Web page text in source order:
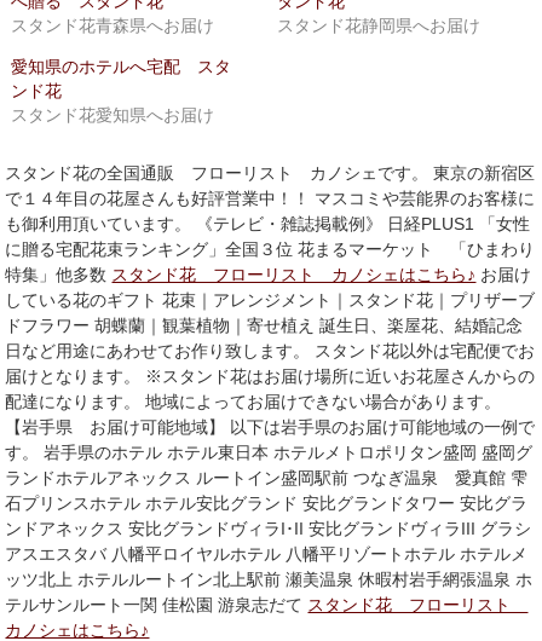
ウ
ィ
ド
ウ
で
開
き
て
く
さ
い
し
い
ン
ド
ウ
で
開
き
ま
す)
スタンド花青森県へお届け
スタンド花静岡県へお届け
愛知県のホテルへ宅配 スタ
ンド花
スタンド花愛知県へお届け
スタンド花の全国通販 フローリスト カノシェです。 東京の新宿区
で１４年目の花屋さんも好評営業中！！ マスコミや芸能界のお客様に
も御利用頂いています。 《テレビ・雑誌掲載例》 日経PLUS1 「女性
に贈る宅配花束ランキング」全国３位 花まるマーケット 「ひまわり
特集」他多数 スタンド花 フローリスト カノシェはこちら♪ お届け
している花のギフト 花束｜アレンジメント｜スタンド花｜プリザーブ
ドフラワー 胡蝶蘭｜観葉植物｜寄せ植え 誕生日、楽屋花、結婚記念
日など用途にあわせてお作り致します。 スタンド花以外は宅配便でお
届けとなります。 ※スタンド花はお届け場所に近いお花屋さんからの
配達になります。 地域によってお届けできない場合があります。
【岩手県 お届け可能地域】 以下は岩手県のお届け可能地域の一例で
す。 岩手県のホテル ホテル東日本 ホテルメトロポリタン盛岡 盛岡グ
ランドホテルアネックス ルートイン盛岡駅前 つなぎ温泉 愛真館 雫
石プリンスホテル ホテル安比グランド 安比グランドタワー 安比グラ
ンドアネックス 安比グランドヴィラI･II 安比グランドヴィラIII グラシ
アスエスタバ 八幡平ロイヤルホテル 八幡平リゾートホテル ホテルメ
ッツ北上 ホテルルートイン北上駅前 瀬美温泉 休暇村岩手網張温泉 ホ
テルサンルート一関 佳松園 游泉志だて スタンド花 フローリスト
カノシェはこちら♪